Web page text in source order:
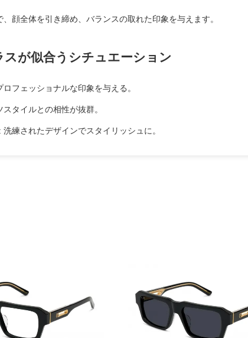
顔全体を引き締め、バランスの取れた印象を与えます。
が似合うシチュエーション
フェッショナルな印象を与える。
スタイルとの相性が抜群。
洗練されたデザインでスタイリッシュに。